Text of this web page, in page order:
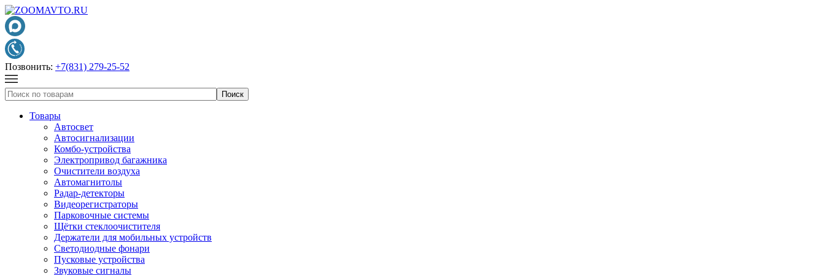
Позвонить: +7(831) 279-25-52
Товары
Автосвет
Автосигнализации
Комбо-устройства
Электропривод багажника
Очистители воздуха
Автомагнитолы
Радар-детекторы
Видеорегистраторы
Парковочные системы
Щётки стеклоочистителя
Держатели для мобильных устройств
Светодиодные фонари
Пусковые устройства
Звуковые сигналы